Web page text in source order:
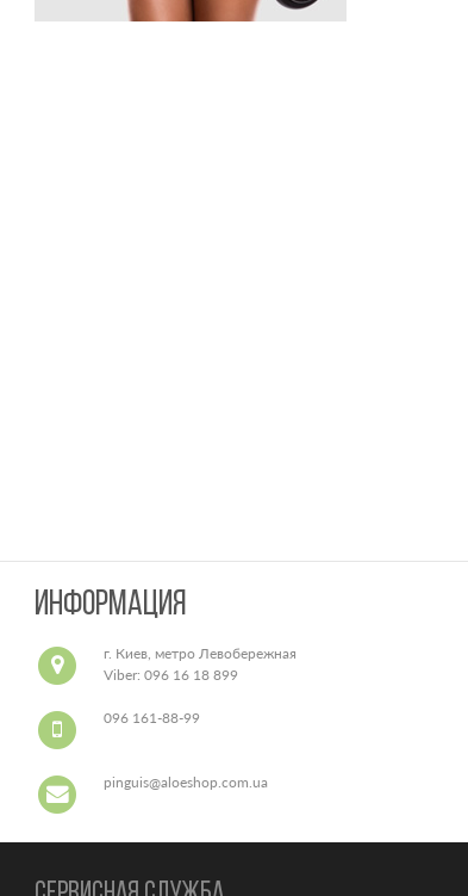
ИНФОРМАЦИЯ
г. Киев, метро Левобережная
Viber: 096 16 18 899
096 161-88-99
pinguis@aloeshop.com.ua